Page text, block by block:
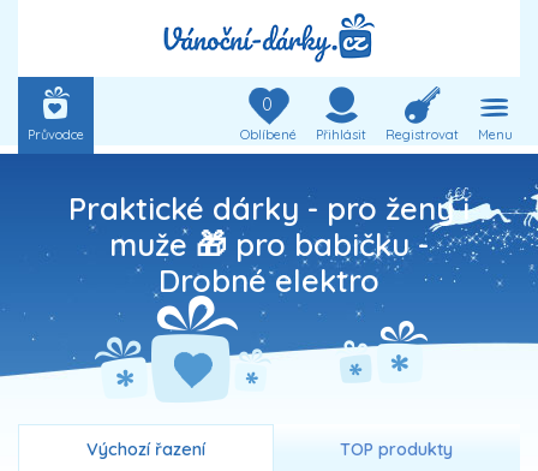
Průvodce
0
Oblíbené Přihlásit Registrovat Menu
Praktické dárky - pro ženy i
muže 🎁 pro babičku -
Drobné elektro
Výchozí řazení TOP produkty